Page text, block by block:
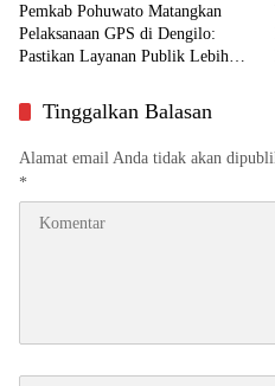
Pemkab Pohuwato Matangkan
Pelaksanaan GPS di Dengilo:
Pastikan Layanan Publik Lebih
Tinggalkan Balasan
Alamat email Anda tidak akan
*